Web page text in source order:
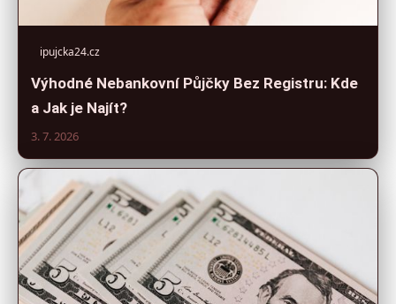
ipujcka24.cz
Výhodné Nebankovní Půjčky Bez Registru: Kde
a Jak je Najít?
3. 7. 2026